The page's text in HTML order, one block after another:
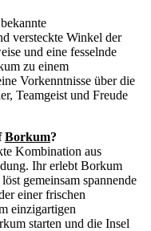
versteckte Winkel der
und eine fesselnde
zu einem
Vorkenntnisse über die
Teamgeist und Freude
Borkum?
Kombination aus
Ihr erlebt Borkum
gemeinsam spannende
einer frischen
einzigartigen
starten und die Insel